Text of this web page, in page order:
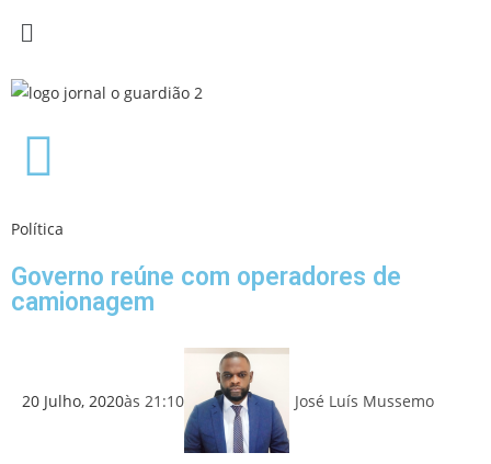
Política
Governo reúne com operadores de
camionagem
20 Julho, 2020às 21:10 José Luís Mussemo